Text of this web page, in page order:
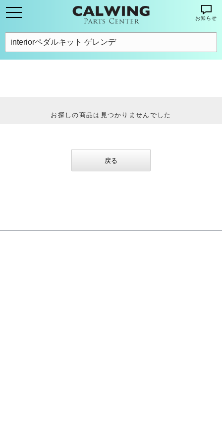
お知らせ
お探しの商品は見つかりませんでした
戻る